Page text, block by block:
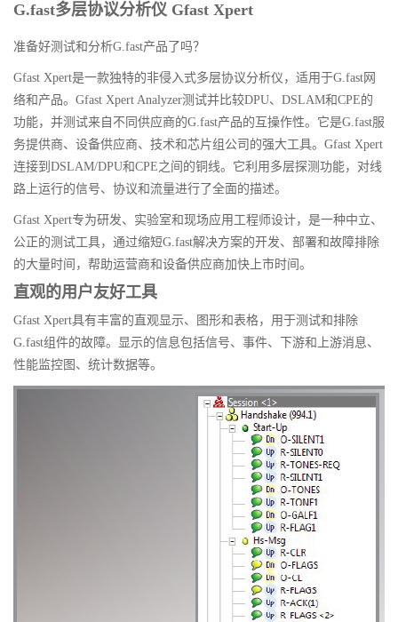
G.fast多层协议分析仪 Gfast Xpert
准备好测试和分析G.fast产品了吗？
Gfast Xpert是一款独特的非侵入式多层协议分析仪，适用于G.fast网
络和产品。Gfast Xpert Analyzer测试并比较DPU、DSLAM和CPE的
功能，并测试来自不同供应商的G.fast产品的互操作性。它是G.fast服
务提供商、设备供应商、技术和芯片组公司的强大工具。Gfast Xpert
连接到DSLAM/DPU和CPE之间的铜线。它利用多层探测功能，对线
路上运行的信号、协议和流量进行了全面的描述。
Gfast Xpert专为研发、实验室和现场应用工程师设计，是一种中立、
公正的测试工具，通过缩短G.fast解决方案的开发、部署和故障排除
的大量时间，帮助运营商和设备供应商加快上市时间。
直观的用户友好工具
Gfast Xpert具有丰富的直观显示、图形和表格，用于测试和排除
G.fast组件的故障。显示的信息包括信号、事件、下游和上游消息、
性能监控图、统计数据等。